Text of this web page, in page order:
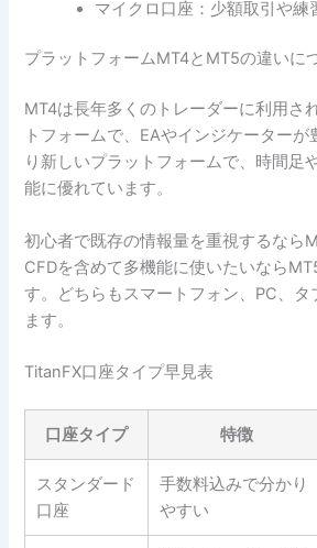
マイクロ口座：少額取引や練
プラットフォームMT4とMT5の違いに
MT4は長年多くのトレーダーに利用さ
トフォームで、EAやインジケーターが
り新しいプラットフォームで、時間足
能に優れています。
初心者で既存の情報量を重視するなら
CFDを含めて多機能に使いたいなら
す。どちらもスマートフォン、PC、タ
ます。
TitanFX口座タイプ早見表
口座タイプ 特徴
スタンダード
口座
手数料込みで分かり
やすい